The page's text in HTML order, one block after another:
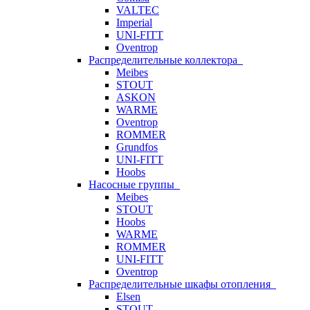
VALTEC
Imperial
UNI-FITT
Oventrop
Распределительные коллектора
Meibes
STOUT
ASKON
WARME
Oventrop
ROMMER
Grundfos
UNI-FITT
Hoobs
Насосные группы
Meibes
STOUT
Hoobs
WARME
ROMMER
UNI-FITT
Oventrop
Распределительные шкафы отопления
Elsen